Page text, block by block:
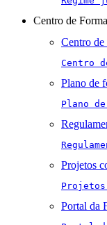
Centro de
Centro de
Centro
Plano de
Plano
Projetos
Projetos
Portal da